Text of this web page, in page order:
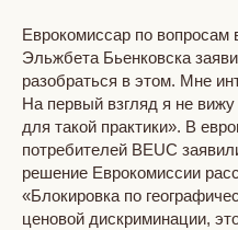
Еврокомиссар по вопросам
Эльжбета Бьенковска
разобраться в этом. Мне
На первый взгляд я не
для такой практики». В
потребителей BEUC
решение Еврокомиссии
«Блокировка по
ценовой дискриминации,